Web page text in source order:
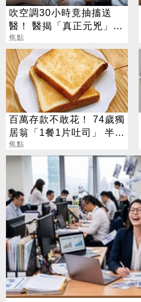
吹空調30小時竟抽搐送
醫！ 醫揭「真正元兇」：
不是冷氣
焦點
百萬存款不敢花！ 74歲獨
居翁「1餐1片吐司」 半年
暴瘦嚇壞女兒
焦點